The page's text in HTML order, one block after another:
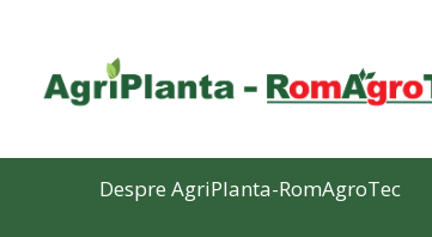
Despre AgriPlanta-RomAgroTec